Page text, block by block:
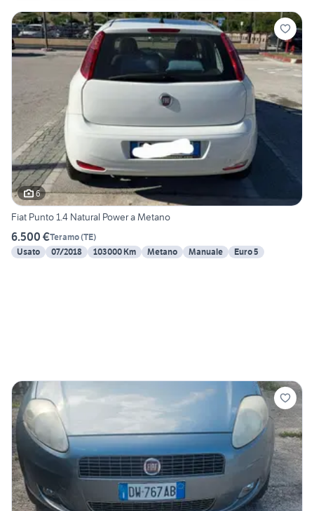
6
Fiat Punto 1.4 Natural Power a Metano
6.500 €Teramo(TE)
Usato
07/2018 103000 Km Metano Manuale Euro 5